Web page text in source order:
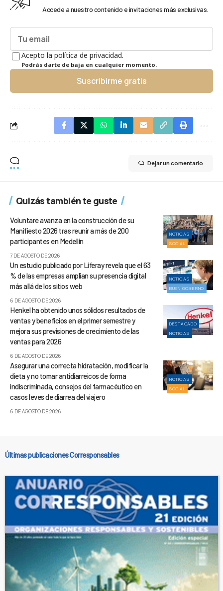
Accede a nuestro contenido e invitaciones más exclusivas.
Acepto la política de privacidad.
Podrás darte de baja en cualquier momento.
Suscribirme gratis
Dejar un comentario
Quizás también te guste
NOTICIAS
SOCIAL
Voluntare avanza en la construcción de su
Manifiesto 2026 tras reunir a más de 200
participantes en Medellín
7 DE AGOSTO DE 2026
NOTICIAS
BUEN GOBIERNO
Un estudio publicado por Liferay revela que el 63
% de las empresas amplían su presencia digital
más allá de los sitios web
6 DE AGOSTO DE 2026
DESTACADO
NOTICIAS
Henkel ha obtenido unos sólidos resultados de
ventas y beneficios en el primer semestre y
mejora sus previsiones de crecimiento de las
ventas para 2026
6 DE AGOSTO DE 2026
NOTICIAS
SOCIAL
Asegurar una correcta hidratación, modificar la
dieta y no tomar antidiarreicos de forma
indiscriminada, consejos del farmacéutico en
casos leves de diarrea del viajero
6 DE AGOSTO DE 2026
Últimas publicaciones Corresponsables